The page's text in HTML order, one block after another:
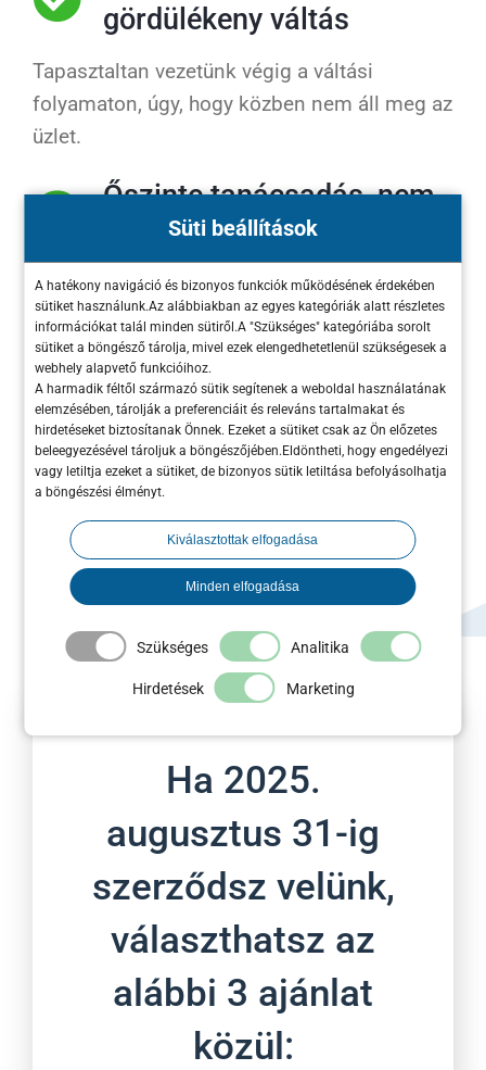
Süti beállítások
A hatékony navigáció és bizonyos funkciók működésének érdekében
sütiket használunk.Az alábbiakban az egyes kategóriák alatt részletes
információkat talál minden sütiről.A "Szükséges" kategóriába sorolt
sütiket a böngésző tárolja, mivel ezek elengedhetetlenül szükségesek a
webhely alapvető funkcióihoz.
A harmadik féltől származó sütik segítenek a weboldal használatának
elemzésében, tárolják a preferenciáit és releváns tartalmakat és
hirdetéseket biztosítanak Önnek. Ezeket a sütiket csak az Ön előzetes
beleegyezésével tároljuk a böngészőjében.Eldöntheti, hogy engedélyezi
vagy letiltja ezeket a sütiket, de bizonyos sütik letiltása befolyásolhatja
a böngészési élményt.
Kiválasztottak elfogadása
Minden elfogadása
Szükséges Analitika
Hirdetések Marketing
gördülékeny váltás
Tapasztaltan vezetünk végig a váltási
folyamaton, úgy, hogy közben nem áll meg az
üzlet.
Őszinte tanácsadás, nem
csak szép szavak
Amit nem éri meg csinálni, azt megmondjuk.
A jót pedig segítünk a maximumra húzni.
Együttműködés, nem
alvállalkozás
Partnerekként dolgozunk – értjük a piacod, a
márkád, és úgy kezeljük, mintha a sajátunk
lenne.
Ha 2025.
augusztus 31-ig
szerződsz velünk,
választhatsz az
alábbi 3 ajánlat
közül: